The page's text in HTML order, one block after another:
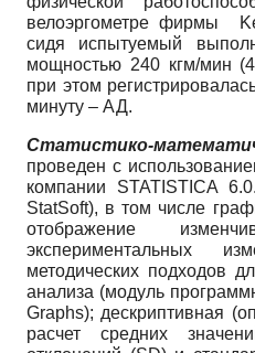
велоэргометре фирмы
сидя испытуемый
мощностью 240 кгм/мин
при этом
минуту – АД.
Статистико-
проведен с
компании STATISTICA
StatSoft), в том числе
отображение
экспериментальных
методических подходов
анализа (модуль
Graphs); дескриптивная
расчет средних